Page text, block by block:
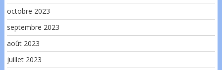
octobre 2023
septembre 2023
août 2023
juillet 2023